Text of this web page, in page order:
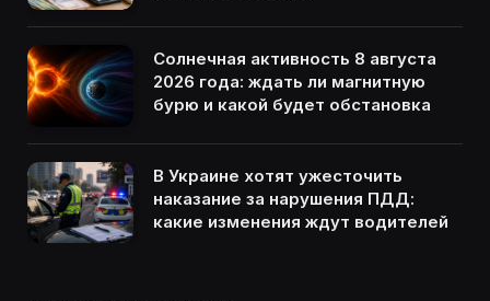
Солнечная активность 8 августа
2026 года: ждать ли магнитную
бурю и какой будет обстановка
В Украине хотят ужесточить
наказание за нарушения ПДД:
какие изменения ждут водителей